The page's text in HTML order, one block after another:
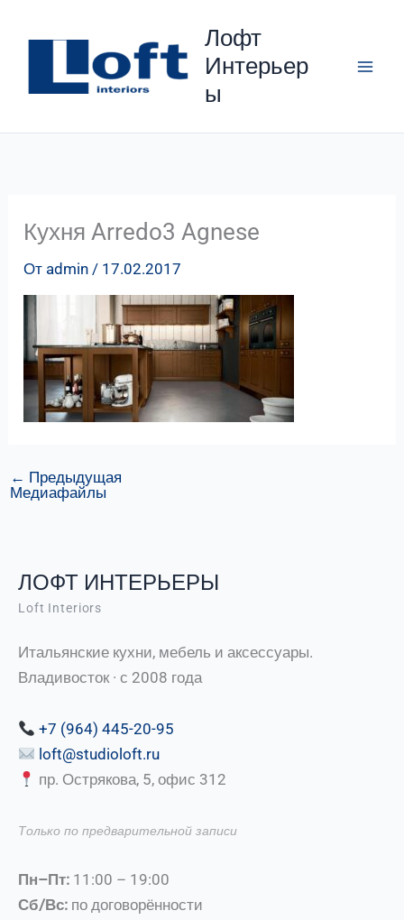
содержимому
Лофт
Интерьер
ы
Кухня Arredo3 Agnese
От admin / 17.02.2017
← Предыдущая
Медиафайлы
ЛОФТ ИНТЕРЬЕРЫ
Loft Interiors
Итальянские кухни, мебель и аксессуары.
Владивосток · с 2008 года
+7 (964) 445-20-95
loft@studioloft.ru
пр. Острякова, 5, офис 312
Только по предварительной записи
Пн–Пт: 11:00 – 19:00
Сб/Вс: по договорённости